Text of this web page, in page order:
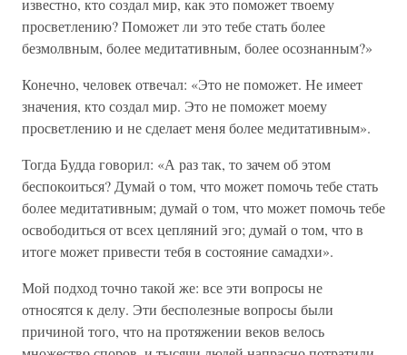
известно, кто создал мир, как это поможет твоему
просветлению? Поможет ли это тебе стать более
безмолвным, более медитативным, более осознанным?»
Конечно, человек отвечал: «Это не поможет. Не имеет
значения, кто создал мир. Это не поможет моему
просветлению и не сделает меня более медитативным».
Тогда Будда говорил: «А раз так, то зачем об этом
беспокоиться? Думай о том, что может помочь тебе стать
более медитативным; думай о том, что может помочь тебе
освободиться от всех цепляний эго; думай о том, что в
итоге может привести тебя в состояние самадхи».
Мой подход точно такой же: все эти вопросы не
относятся к делу. Эти бесполезные вопросы были
причиной того, что на протяжении веков велось